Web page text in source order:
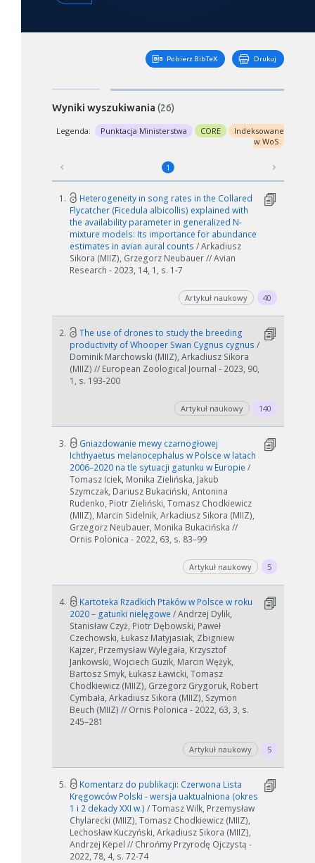
Pobierz BibTeX Drukuj
Wyniki wyszukiwania (26)
Legenda: Punktacja Ministerstwa CORE
Indeksowane
w WoS
1
1.
Heterogeneity in song rates in the Collared
Flycatcher (Ficedula albicollis) explained with
the availability parameter in generalized N-
mixture models: Its importance for abundance
estimates in avian aural counts / Arkadiusz
Sikora (MIIZ), Grzegorz Neubauer // Avian
Research - 2023, 14, 1, s. 1-7
Artykuł naukowy 40
2.
The use of drones to study the breeding
productivity of Whooper Swan Cygnus cygnus /
Dominik Marchowski (MIIZ), Arkadiusz Sikora
(MIIZ) // European Zoological Journal - 2023, 90,
1, s. 193-200
Artykuł naukowy 140
3.
Gniazdowanie mewy czarnogłowej
Ichthyaetus melanocephalus w Polsce w latach
2006–2020 na tle sytuacji gatunku w Europie /
Tomasz Iciek, Monika Zielińska, Jakub
Szymczak, Dariusz Bukaciński, Antonina
Rudenko, Piotr Zieliński, Tomasz Chodkiewicz
(MIIZ), Marcin Sidelnik, Arkadiusz Sikora (MIIZ),
Grzegorz Neubauer, Monika Bukacińska //
Ornis Polonica - 2022, 63, s. 83–99
Artykuł naukowy 5
4.
Kartoteka Rzadkich Ptaków w Polsce w roku
2020 – gatunki nielęgowe / Andrzej Dylik,
Stanisław Czyż, Piotr Dębowski, Paweł
Czechowski, Łukasz Matyjasiak, Zbigniew
Kajzer, Przemysław Wylegała, Krzysztof
Jankowski, Wojciech Guzik, Marcin Wężyk,
Bartosz Smyk, Łukasz Ławicki, Tomasz
Chodkiewicz (MIIZ), Grzegorz Grygoruk, Robert
Cymbała, Arkadiusz Sikora (MIIZ), Szymon
Beuch (MIIZ) // Ornis Polonica - 2022, 63, 3, s.
245–281
Artykuł naukowy 5
5.
Komentarz do publikacji: Czerwona Lista
Kręgowców Polski - wersja uaktualniona (okres
1 i 2 dekady XXI w.) / Tomasz Wilk, Przemysław
Chylarecki (MIIZ), Tomasz Chodkiewicz (MIIZ),
Lechosław Kuczyński, Arkadiusz Sikora (MIIZ),
Andrzej Kepel // Chrońmy Przyrodę Ojczystą -
2022, 78, 4, s. 72-74